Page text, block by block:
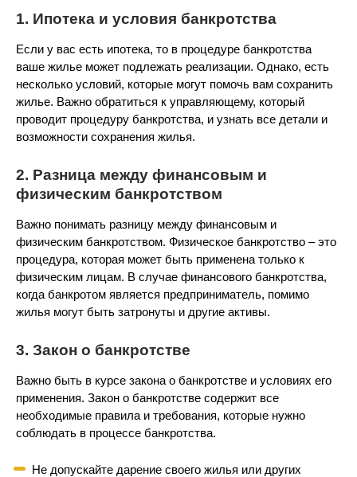
1. Ипотека и условия банкротства
Если у вас есть ипотека, то в процедуре банкротства
ваше жилье может подлежать реализации. Однако, есть
несколько условий, которые могут помочь вам сохранить
жилье. Важно обратиться к управляющему, который
проводит процедуру банкротства, и узнать все детали и
возможности сохранения жилья.
2. Разница между финансовым и
физическим банкротством
Важно понимать разницу между финансовым и
физическим банкротством. Физическое банкротство – это
процедура, которая может быть применена только к
физическим лицам. В случае финансового банкротства,
когда банкротом является предприниматель, помимо
жилья могут быть затронуты и другие активы.
3. Закон о банкротстве
Важно быть в курсе закона о банкротстве и условиях его
применения. Закон о банкротстве содержит все
необходимые правила и требования, которые нужно
соблюдать в процессе банкротства.
Не допускайте дарение своего жилья или других